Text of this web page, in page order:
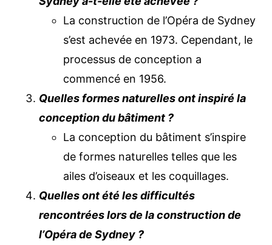
La construction de l’Opéra de Sydney
s’est achevée en 1973. Cependant, le
processus de conception a
commencé en 1956.
Quelles formes naturelles ont inspiré la
conception du bâtiment ?
La conception du bâtiment s’inspire
de formes naturelles telles que les
ailes d’oiseaux et les coquillages.
Quelles ont été les difficultés
rencontrées lors de la construction de
l’Opéra de Sydney ?